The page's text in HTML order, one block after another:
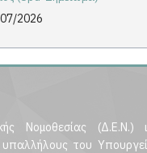
2026
Νομοθεσίας (Δ.Ε.Ν.)
του